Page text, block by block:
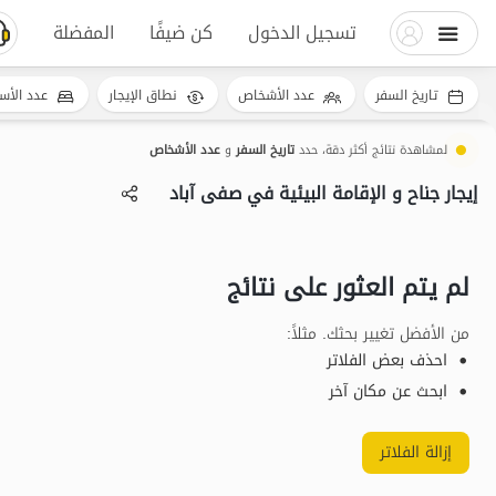
تسجيل الدخول كن ضيفًا المفضلة
لمشاهدة نتائج أكثر دقة، حددتاريخ السفروعدد الأشخاص
إيجار جناح و الإقامة البيئية في صفی آباد
لم يتم العثور على نتائج
من الأفضل تغيير بحثك. مثلاً:
احذف بعض الفلاتر
ابحث عن مكان آخر
إزالة الفلاتر
تاريخ السفر عدد الأشخاص نطاق الإيجار عدد